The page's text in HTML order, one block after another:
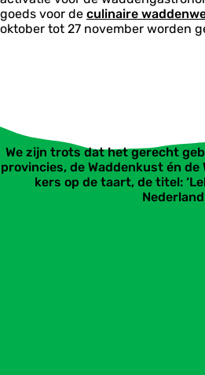
goeds voor de culinaire
oktober tot 27 november worden
We zijn trots dat het gerecht
provincies, de Waddenkust én de
kers op de taart, de titel: